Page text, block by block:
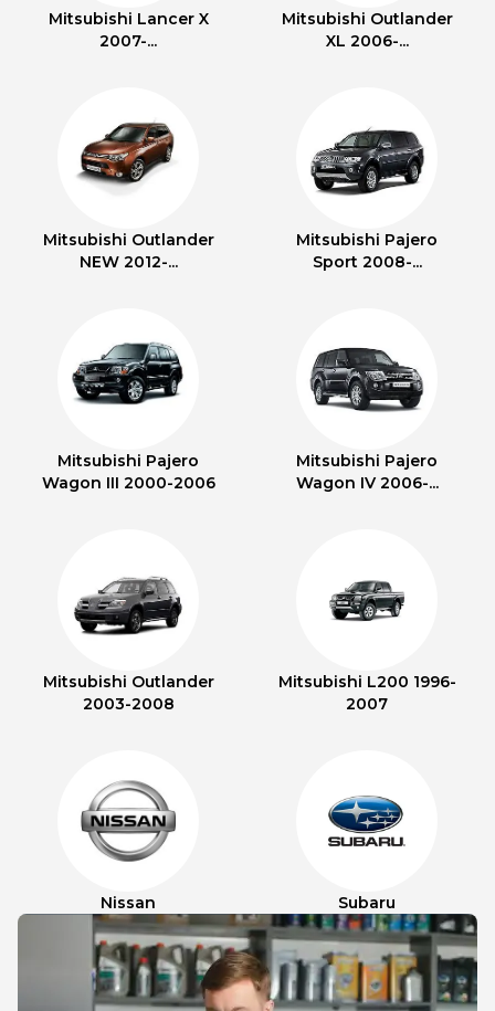
Mitsubishi Lancer X
2007-...
Mitsubishi Outlander
XL 2006-...
Mitsubishi Outlander
NEW 2012-...
Mitsubishi Pajero
Sport 2008-...
Mitsubishi Pajero
Wagon III 2000-2006
Mitsubishi Pajero
Wagon IV 2006-...
Mitsubishi Outlander
2003-2008
Mitsubishi L200 1996-
2007
Nissan Subaru